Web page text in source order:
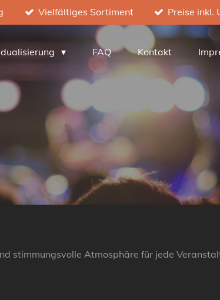
Vielfältiges Sortiment Preise inkl.
FAQ Kontakt
stimmungsvolle Atmosphäre für jede